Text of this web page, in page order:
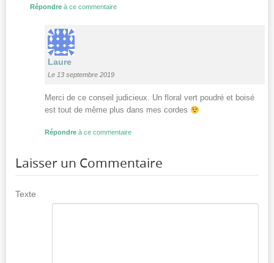
Répondre à ce commentaire
Laure
Le 13 septembre 2019
Merci de ce conseil judicieux. Un floral vert poudré et boisé
est tout de même plus dans mes cordes
Répondre à ce commentaire
Laisser un Commentaire
Texte